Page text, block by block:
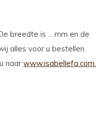
breedte is ... mm en de
alles voor u bestellen.
naar www.isabellefa.com.